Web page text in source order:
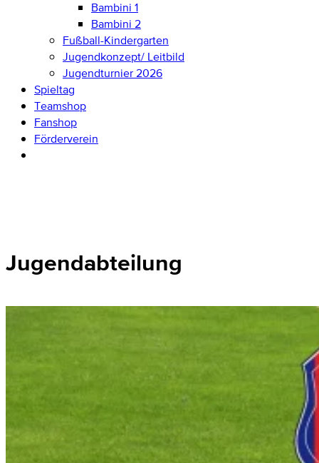
Bambini 1
Bambini 2
Fußball-Kindergarten
Jugendkonzept/ Leitbild
Jugendturnier 2026
Spieltag
Teamshop
Fanshop
Förderverein
Jugendabteilung